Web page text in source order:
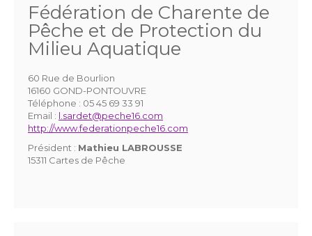
Fédération de Charente de
Pêche et de Protection du
Milieu Aquatique
60 Rue de Bourlion
16160 GOND-PONTOUVRE
Téléphone : 05 45 69 33 91
Email : l.sardet@peche16.com
http://www.federationpeche16.com
Président : Mathieu LABROUSSE
15311 Cartes de Pêche